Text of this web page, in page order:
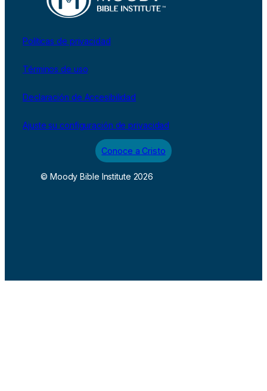
Políticas de privacidad
Términos de uso
Declaración de Accesibilidad
Ajuste su configuración de privacidad
Conoce a Cristo
© Moody Bible Institute 2026